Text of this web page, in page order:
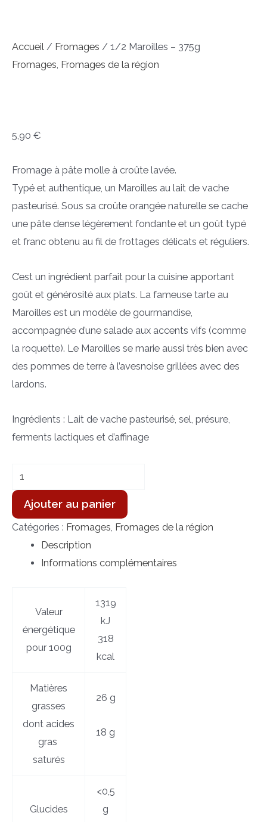
Accueil / Fromages / 1/2 Maroilles – 375g
Fromages Fromages de la région
5,90 €
Fromage à pâte molle à croûte lavée.
Typé et authentique, un Maroilles au lait de vache
pasteurisé. Sous sa croûte orangée naturelle se cache
une pâte dense légèrement fondante et un goût typé
et franc obtenu au fil de frottages délicats et réguliers.
C’est un ingrédient parfait pour la cuisine apportant
goût et générosité aux plats. La fameuse tarte au
Maroilles est un modèle de gourmandise,
accompagnée d’une salade aux accents vifs (comme
la roquette). Le Maroilles se marie aussi très bien avec
des pommes de terre à l’avesnoise grillées avec des
lardons.
Ingrédients : Lait de vache pasteurisé, sel, présure,
ferments lactiques et d’affinage
Ajouter au panier
Catégories : Fromages, Fromages de la région
Description
Informations complémentaires
Valeur
énergétique
pour 100g
1319
kJ
318
kcal
Matières
grasses
dont acides
gras
saturés
26 g
18 g
Glucides
<0,5
g